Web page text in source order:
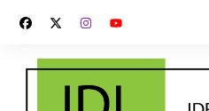
contenido